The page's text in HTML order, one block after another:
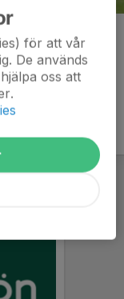
för att vår
De används
oss att